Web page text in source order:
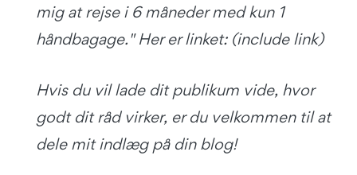
mig at rejse i 6 måneder med kun 1
håndbagage." Her er linket: (include link)
Hvis du vil lade dit publikum vide, hvor
godt dit råd virker, er du velkommen til at
dele mit indlæg på din blog!